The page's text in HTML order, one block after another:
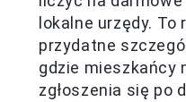
lokalne urzędy.
przydatne
gdzie mieszkańcy
zgłoszenia się po